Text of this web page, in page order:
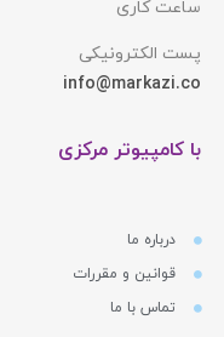
ساعت کاری
پست الکترونیکی
info@markazi.co
با کامپیوتر مرکزی
درباره ما
قوانین و مقررات
تماس با ما